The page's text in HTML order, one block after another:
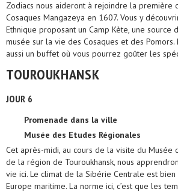
Zodiacs nous aideront à rejoindre la première
Cosaques Mangazeya en 1607. Vous y
Ethnique proposant un Camp Kète, une source
musée sur la vie des Cosaques et des
aussi un buffet où vous pourrez goûter les
TOUROUKHANSK
JOUR 6
Promenade dans la ville
Musée des Etudes Régionales
Cet après-midi, au cours de la visite du Musée
de la région de Touroukhansk, nous
vie ici. Le climat de la Sibérie Centrale est bien
Europe maritime. La norme ici, c’est que les